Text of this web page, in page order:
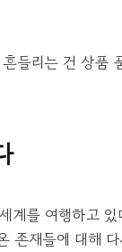
들리는 건 상품
계를 여행하고 있
존재들에 대해